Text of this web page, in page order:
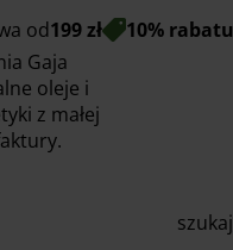
od199 zł 10% rabatu
Gaja
oleje i
z małej
szukaj